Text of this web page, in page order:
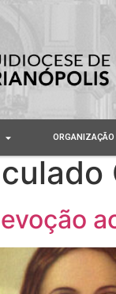
ORGANIZAÇÃO